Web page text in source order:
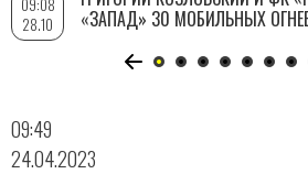
09:49
24.04.2023
28.10
«ЗАПАД» 30 МОБИЛЬНЫХ